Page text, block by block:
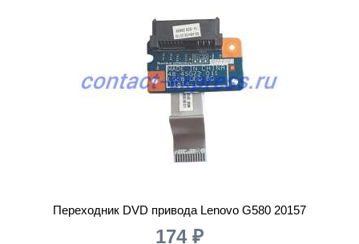
Переходник DVD привода Lenovo G580 20157
174 ₽